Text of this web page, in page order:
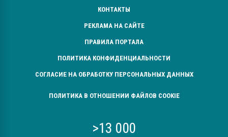
КОНТАКТЫ
РЕКЛАМА НА САЙТЕ
ПРАВИЛА ПОРТАЛА
ПОЛИТИКА КОНФИДЕНЦИАЛЬНОСТИ
СОГЛАСИЕ НА ОБРАБОТКУ ПЕРСОНАЛЬНЫХ ДАННЫХ
ПОЛИТИКА В ОТНОШЕНИИ ФАЙЛОВ COOKIE
>13 000